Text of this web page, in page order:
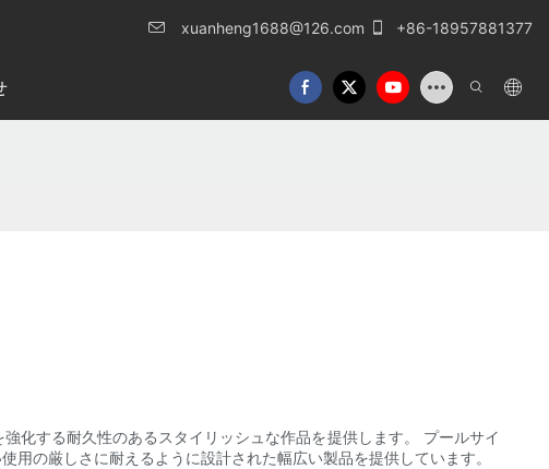
xuanheng1688@126.com +86-18957881377
化する耐久性のあるスタイリッシュな作品を提供します。 プールサイ
の厳しさに耐えるように設計された幅広い製品を提供しています。